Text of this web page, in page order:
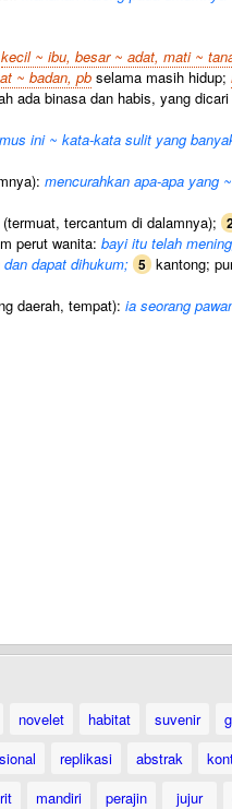
kecil ~ ibu, besar ~ adat, mati ~
~ badan, pb selama masih hidup;
ada binasa dan habis, yang
ini ~ kata-kata sulit yang
mencurahkan apa-apa yang
tercantum di dalamnya);
perut wanita: bayi itu telah
dapat dihukum; 5 kantong;
daerah, tempat): ia seorang
novelet habitat suvenir
replikasi abstrak
mandiri perajin jujur